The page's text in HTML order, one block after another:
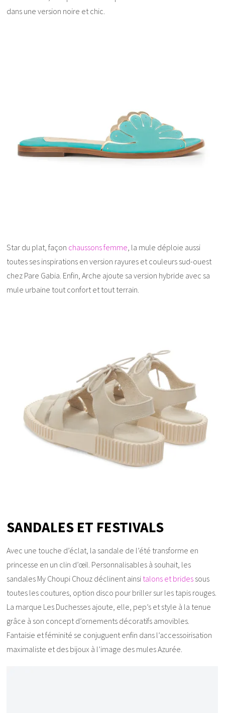
dans une version noire et chic.
Star du plat, façon chaussons femme, la mule déploie aussi
toutes ses inspirations en version rayures et couleurs sud-ouest
chez Pare Gabia. Enfin, Arche ajoute sa version hybride avec sa
mule urbaine tout confort et tout terrain.
SANDALES ET FESTIVALS
Avec une touche d’éclat, la sandale de l’été transforme en
princesse en un clin d’œil. Personnalisables à souhait, les
sandales My Choupi Chouz déclinent ainsi talons et brides sous
toutes les coutures, option disco pour briller sur les tapis rouges.
La marque Les Duchesses ajoute, elle, pep’s et style à la tenue
grâce à son concept d’ornements décoratifs amovibles.
Fantaisie et féminité se conjuguent enfin dans l’accessoirisation
maximaliste et des bijoux à l’image des mules Azurée.